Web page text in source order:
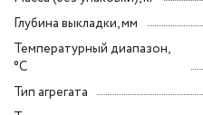
Глубина выкладки, мм
Температурный диапазон,
°C
Тип агрегата